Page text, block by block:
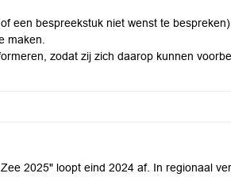
een bespreekstuk niet wenst te
maken.
zodat zij zich daarop kunnen
2025" loopt eind 2024 af. In regionaal